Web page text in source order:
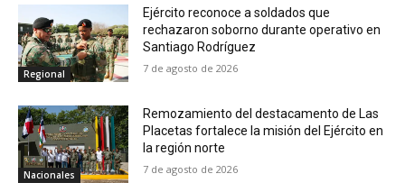
Regional
Ejército reconoce a soldados que
rechazaron soborno durante operativo en
Santiago Rodríguez
7 de agosto de 2026
Nacionales
Remozamiento del destacamento de Las
Placetas fortalece la misión del Ejército en
la región norte
7 de agosto de 2026